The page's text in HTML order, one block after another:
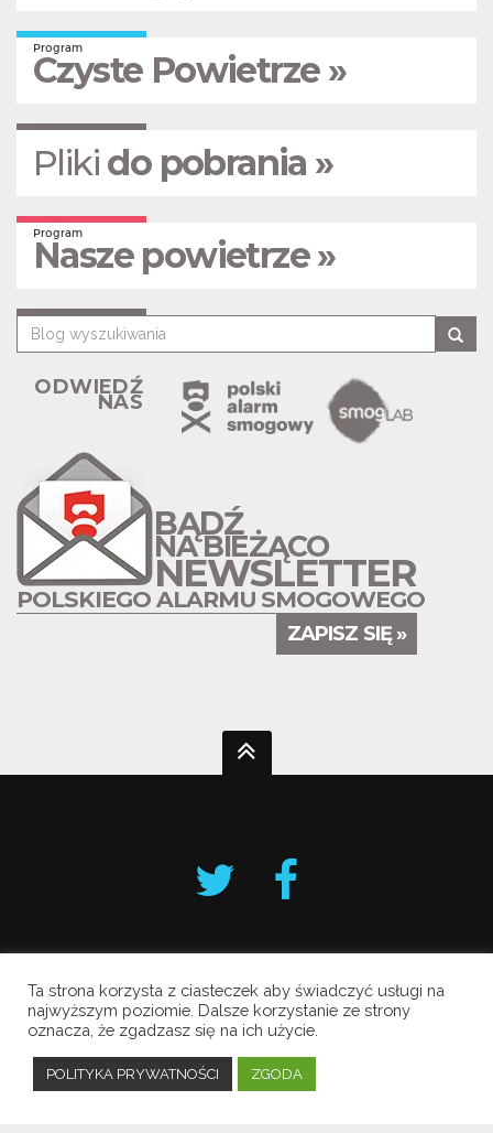
Program
Czyste Powietrze »
Pliki do pobrania »
Program
Nasze powietrze »
ODWIEDŹ
NAS
BĄDŹ
NA BIEŻĄCO
NEWSLETTER
POLSKIEGO ALARMU SMOGOWEGO
ZAPISZ SIĘ »
Krakowski Alarm Smogowy
Copyright © 2019 All Rights Reserved.
Polityka prywatności
Ta strona korzysta z ciasteczek aby świadczyć usługi na
najwyższym poziomie. Dalsze korzystanie ze strony
oznacza, że zgadzasz się na ich użycie.
POLITYKA PRYWATNOŚCI ZGODA